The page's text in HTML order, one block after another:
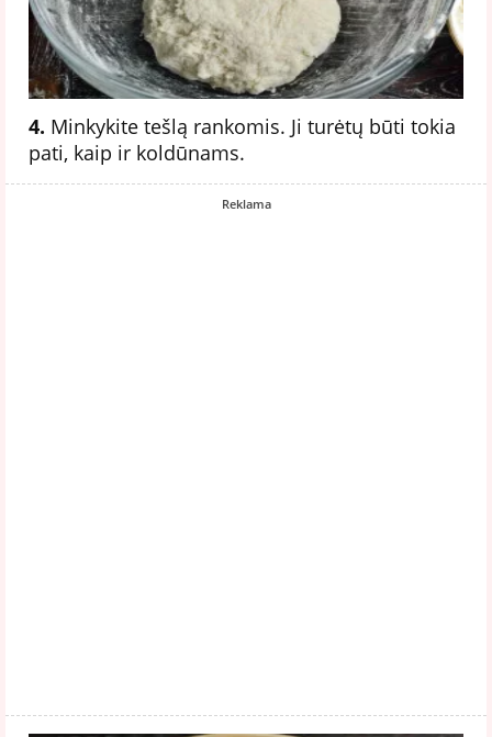
4. Minkykite tešlą rankomis. Ji turėtų būti tokia
pati, kaip ir koldūnams.
Reklama